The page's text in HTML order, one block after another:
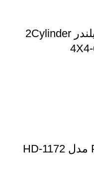
کمپرسور باد خودرو دو سیلندر 2Cylinder
اتو فیلیپس اصل PHILIPS مدل HD-1172